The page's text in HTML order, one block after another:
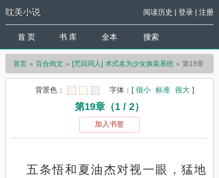
耽美小说 阅读历史 | 登录| 注册
首 页 书 库 全本 搜索
首页 百合肉文 [咒回同人] 术式名为少女换装系统 第19章
背景色： 字体： [ 很小 标准 很大 ]
第19章（1 / 2）
加入书签
五条悟和夏油杰对视一眼，猛地